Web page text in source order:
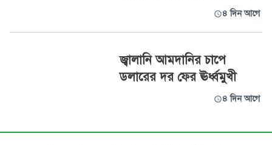
৪ দিন আগে
জ্বালানি আমদানির চাপে
ডলারের দর ফের ঊর্ধ্বমুখী
৪ দিন আগে